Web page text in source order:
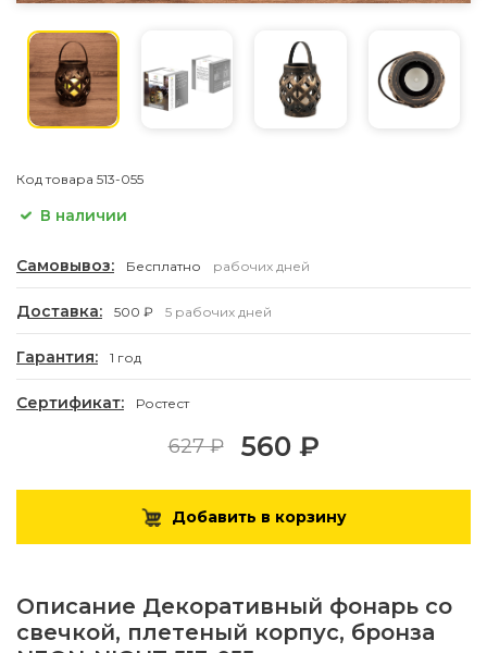
Код товара 513-055
В наличии
Самовывоз: Бесплатно рабочих дней
Доставка: 500 ₽ 5 рабочих дней
Гарантия: 1 год
Сертификат: Ростест
627 ₽ 560 ₽
Добавить в корзину
Описание Декоративный фонарь со
свечкой, плетеный корпус, бронза